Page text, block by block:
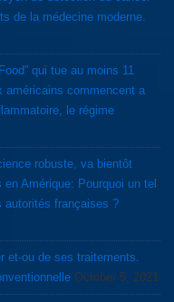
de la médecine moderne.
qui tue au moins 11
américains commencent a
le régime
robuste, va bientôt
Amérique: Pourquoi un tel
autorités françaises ?
et-ou de ses traitements.
October 5, 2021